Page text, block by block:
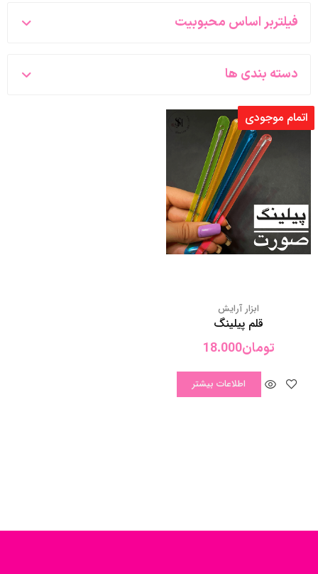
فیلتربر اساس محبوبیت
دسته بندی ها
اتمام موجودی
ابزار آرایش
قلم پیلینگ
تومان18.000
اطلاعات بیشتر